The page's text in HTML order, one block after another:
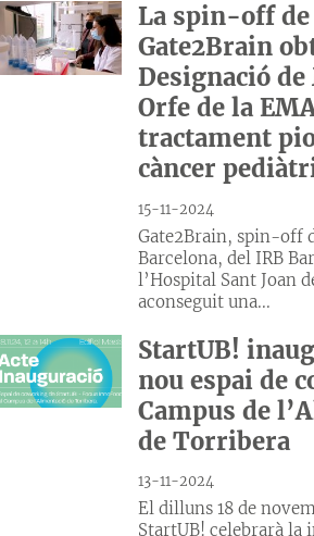
La spin-off de
Gate2Brain
Designació
Orfe de la
tractament
càncer
15-11-2024
Gate2Brain, spin-off
Barcelona, del IRB
l’Hospital Sant Joan
aconseguit una...
StartUB!
nou espai de
Campus de
de Torribera
13-11-2024
El dilluns 18 de
StartUB! celebrarà la